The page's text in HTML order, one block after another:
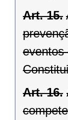
Art. 15.
eventos
Art. 16.